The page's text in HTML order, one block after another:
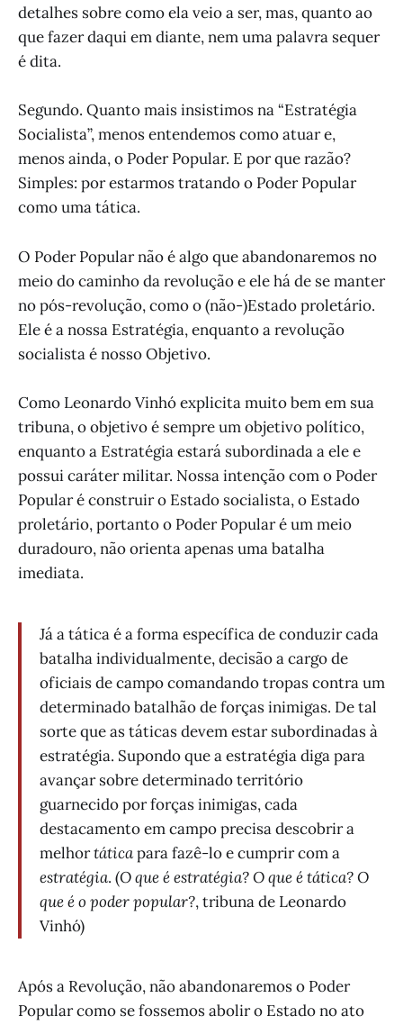
detalhes sobre como ela veio a ser, mas, quanto ao
que fazer daqui em diante, nem uma palavra sequer
é dita.
Segundo. Quanto mais insistimos na “Estratégia
Socialista”, menos entendemos como atuar e,
menos ainda, o Poder Popular. E por que razão?
Simples: por estarmos tratando o Poder Popular
como uma tática.
O Poder Popular não é algo que abandonaremos no
meio do caminho da revolução e ele há de se manter
no pós-revolução, como o (não-)Estado proletário.
Ele é a nossa Estratégia, enquanto a revolução
socialista é nosso Objetivo.
Como Leonardo Vinhó explicita muito bem em sua
tribuna, o objetivo é sempre um objetivo político,
enquanto a Estratégia estará subordinada a ele e
possui caráter militar. Nossa intenção com o Poder
Popular é construir o Estado socialista, o Estado
proletário, portanto o Poder Popular é um meio
duradouro, não orienta apenas uma batalha
imediata.
Já a tática é a forma específica de conduzir cada
batalha individualmente, decisão a cargo de
oficiais de campo comandando tropas contra um
determinado batalhão de forças inimigas. De tal
sorte que as táticas devem estar subordinadas à
estratégia. Supondo que a estratégia diga para
avançar sobre determinado território
guarnecido por forças inimigas, cada
destacamento em campo precisa descobrir a
melhortáticapara fazê-lo e cumprir com a
estratégia. (O que é estratégia? O que é tática? O
que é o poder popular?, tribuna de Leonardo
Vinhó)
Após a Revolução, não abandonaremos o Poder
Popular como se fossemos abolir o Estado no ato